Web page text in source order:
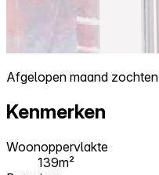
Afgelopen maand zochten
Kenmerken
Woonoppervlakte
139m²